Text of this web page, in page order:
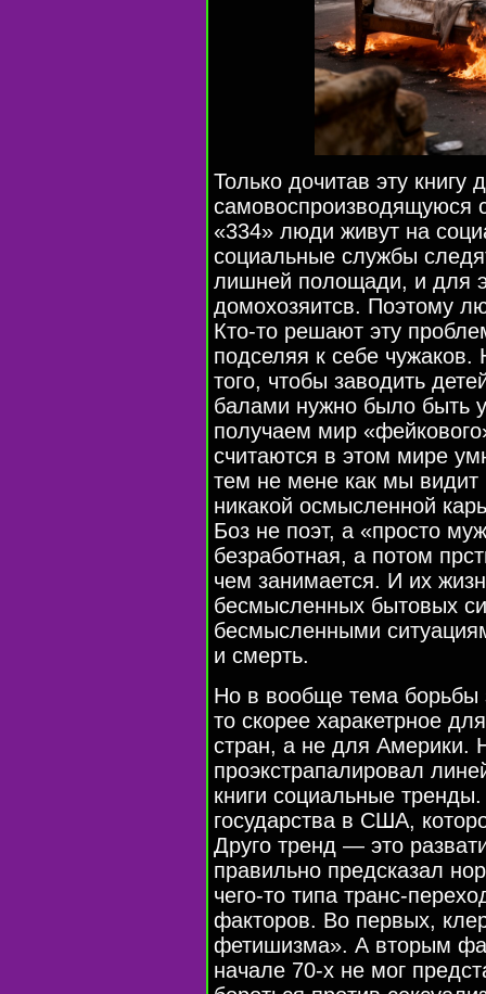
Только дочитав эту книгу
самовоспроизводящуюся
«334» люди живут на
социальные службы
лишней полощади, и для
домохозяитсв. Поэтому
Кто-то решают эту
подселяя к себе
того, чтобы заводить
балами нужно было быть
получаем мир
считаются в этом мире
тем не мене как мы видит
никакой осмысленной
Боз не поэт, а «просто
безработная, а потом
чем занимается. И их
бесмысленных бытовых
бесмысленными
и смерть.
Но в вообще тема
то скорее харакетрное
стран, а не для Америки.
проэкстрапалировал
книги социальные
государства в США,
Друго тренд — это
правильно предсказал
чего-то типа транс-
факторов. Во первых,
фетишизма». А вторым
начале 70-х не мог